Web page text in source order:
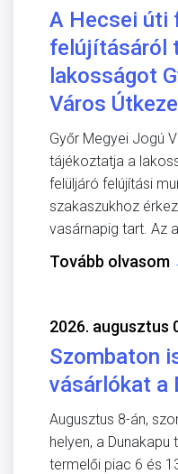
A Hecsei úti
felújításáról
lakosságot
Város
Győr Megyei Jogú
tájékoztatja a
felüljáró felújítási
szakaszukhoz
vasárnapig tart. Az
Tovább olvasom
2026. augusztus
Szombaton
vásárlókat a
Augusztus 8-án,
helyen, a
termelői piac 6 és